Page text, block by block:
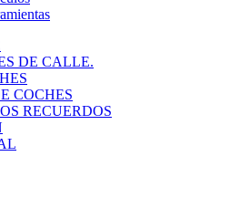
DE CALLE.
COCHES
RECUERDOS